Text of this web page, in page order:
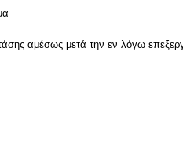
αμέσως μετά την εν λόγω